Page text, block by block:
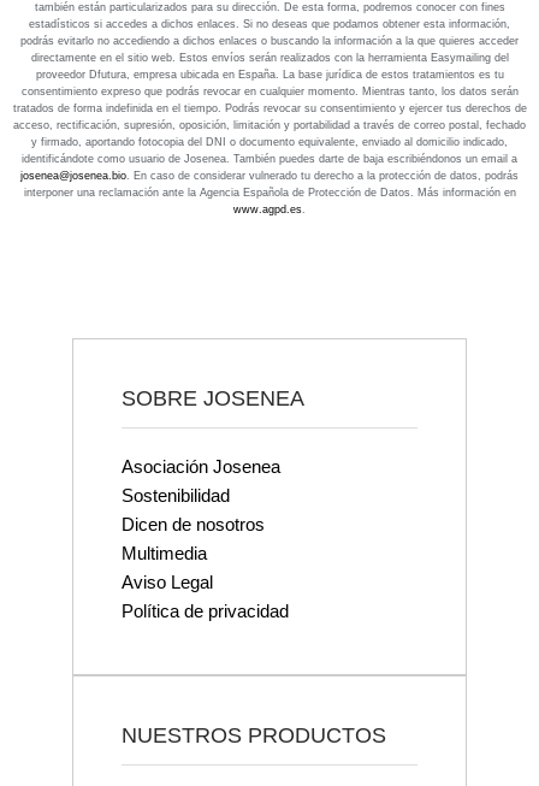
también están particularizados para su dirección. De esta forma, podremos conocer con fines
estadísticos si accedes a dichos enlaces. Si no deseas que podamos obtener esta información,
podrás evitarlo no accediendo a dichos enlaces o buscando la información a la que quieres acceder
directamente en el sitio web. Estos envíos serán realizados con la herramienta Easymailing del
proveedor Dfutura, empresa ubicada en España. La base jurídica de estos tratamientos es tu
consentimiento expreso que podrás revocar en cualquier momento. Mientras tanto, los datos serán
tratados de forma indefinida en el tiempo. Podrás revocar su consentimiento y ejercer tus derechos de
acceso, rectificación, supresión, oposición, limitación y portabilidad a través de correo postal, fechado
y firmado, aportando fotocopia del DNI o documento equivalente, enviado al domicilio indicado,
identificándote como usuario de Josenea. También puedes darte de baja escribiéndonos un email a
josenea@josenea.bio. En caso de considerar vulnerado tu derecho a la protección de datos, podrás
interponer una reclamación ante la Agencia Española de Protección de Datos. Más información en
www.agpd.es.
SOBRE JOSENEA
Asociación Josenea
Sostenibilidad
Dicen de nosotros
Multimedia
Aviso Legal
Política de privacidad
NUESTROS PRODUCTOS